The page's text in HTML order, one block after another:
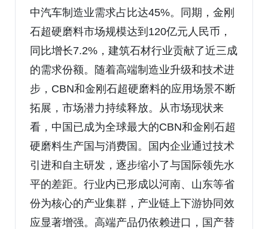
中汽车制造业需求占比达45%。同期，金刚
石超硬磨料市场规模达到120亿元人民币，
同比增长7.2%，建筑石材行业贡献了近三成
的需求份额。随着高端制造业升级和技术进
步，CBN和金刚石超硬磨料的应用场景不断
拓展，市场潜力持续释放。从市场现状来
看，中国已成为全球最大的CBN和金刚石超
硬磨料生产国与消费国。国内企业通过技术
引进和自主研发，逐步缩小了与国际领先水
平的差距。行业内已形成以河南、山东等省
份为核心的产业集群，产业链上下游协同效
应显著增强。高端产品仍依赖进口，国产替